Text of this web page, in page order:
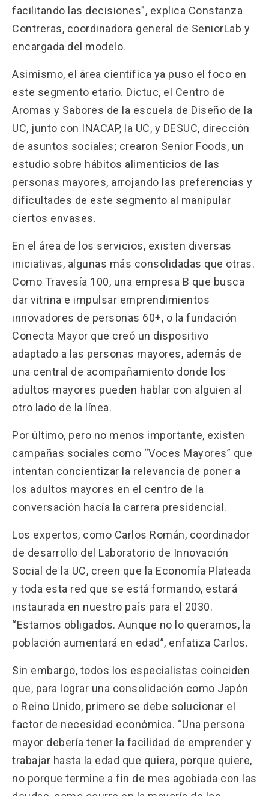
facilitando las decisiones”, explica Constanza
Contreras, coordinadora general de SeniorLab y
encargada del modelo.
Asimismo, el área científica ya puso el foco en
este segmento etario. Dictuc, el Centro de
Aromas y Sabores de la escuela de Diseño de la
UC, junto con INACAP, la UC, y DESUC, dirección
de asuntos sociales; crearon Senior Foods, un
estudio sobre hábitos alimenticios de las
personas mayores, arrojando las preferencias y
dificultades de este segmento al manipular
ciertos envases.
En el área de los servicios, existen diversas
iniciativas, algunas más consolidadas que otras.
Como Travesía 100, una empresa B que busca
dar vitrina e impulsar emprendimientos
innovadores de personas 60+, o la fundación
Conecta Mayor que creó un dispositivo
adaptado a las personas mayores, además de
una central de acompañamiento donde los
adultos mayores pueden hablar con alguien al
otro lado de la línea.
Por último, pero no menos importante, existen
campañas sociales como “Voces Mayores” que
intentan concientizar la relevancia de poner a
los adultos mayores en el centro de la
conversación hacía la carrera presidencial.
Los expertos, como Carlos Román, coordinador
de desarrollo del Laboratorio de Innovación
Social de la UC, creen que la Economía Plateada
y toda esta red que se está formando, estará
instaurada en nuestro país para el 2030.
“Estamos obligados. Aunque no lo queramos, la
población aumentará en edad”, enfatiza Carlos.
Sin embargo, todos los especialistas coinciden
que, para lograr una consolidación como Japón
o Reino Unido, primero se debe solucionar el
factor de necesidad económica. “Una persona
mayor debería tener la facilidad de emprender y
trabajar hasta la edad que quiera, porque quiere,
no porque termine a fin de mes agobiada con las